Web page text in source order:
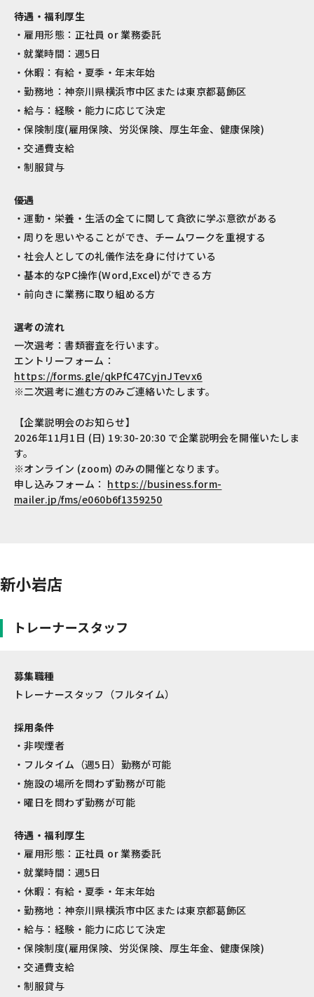
待遇・福利厚生
雇用形態：正社員 or 業務委託
就業時間：週5日
休暇：有給・夏季・年末年始
勤務地：神奈川県横浜市中区または東京都葛飾区
給与：経験・能力に応じて決定
保険制度(雇用保険、労災保険、厚生年金、健康保険)
交通費支給
制服貸与
優遇
運動・栄養・生活の全てに関して貪欲に学ぶ意欲がある
周りを思いやることができ、チームワークを重視する
社会人としての礼儀作法を身に付けている
基本的なPC操作(Word,Excel)ができる方
前向きに業務に取り組める方
選考の流れ
一次選考：書類審査を行います。
エントリーフォーム：
https://forms.gle/qkPfC47CyjnJTevx6
※二次選考に進む方のみご連絡いたします。
【企業説明会のお知らせ】
2026年11月1日 (日) 19:30-20:30 で企業説明会を開催いたしま
す。
※オンライン (zoom) のみの開催となります。
申し込みフォーム： https://business.form-
mailer.jp/fms/e060b6f1359250
新小岩店
トレーナースタッフ
募集職種
トレーナースタッフ（フルタイム）
採用条件
非喫煙者
フルタイム（週5日）勤務が可能
施設の場所を問わず勤務が可能
曜日を問わず勤務が可能
待遇・福利厚生
雇用形態：正社員 or 業務委託
就業時間：週5日
休暇：有給・夏季・年末年始
勤務地：神奈川県横浜市中区または東京都葛飾区
給与：経験・能力に応じて決定
保険制度(雇用保険、労災保険、厚生年金、健康保険)
交通費支給
制服貸与